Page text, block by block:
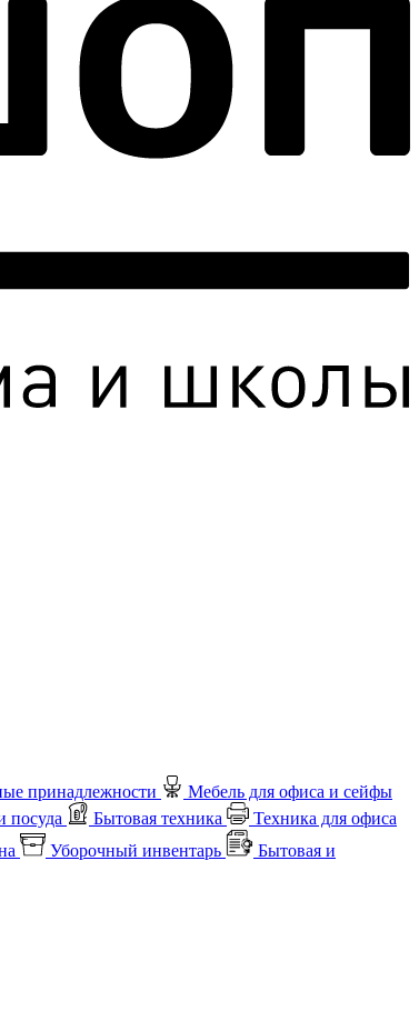
принадлежности
Мебель для офиса и сейфы
посуда Бытовая техника
Техника для офиса
Уборочный инвентарь
Бытовая и